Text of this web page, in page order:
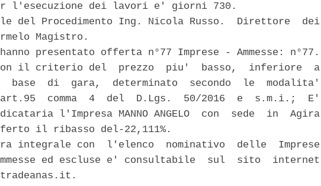
l'esecuzione dei lavori e' giorni 730.
del Procedimento Ing. Nicola Russo.  Direttore  dei
Magistro.
presentato offerta n°77 Imprese - Ammesse: n°77.
il criterio del  prezzo  piu'  basso,  inferiore  a
base  di  gara,  determinato  secondo  le  modalita'
comma  4  del  D.Lgs.  50/2016  e  s.m.i.;  E'
l'Impresa MANNO ANGELO  con  sede  in  Agira
il ribasso del-22,111%.
integrale con  l'elenco  nominativo  delle  Imprese
ed escluse e' consultabile  sul  sito  internet